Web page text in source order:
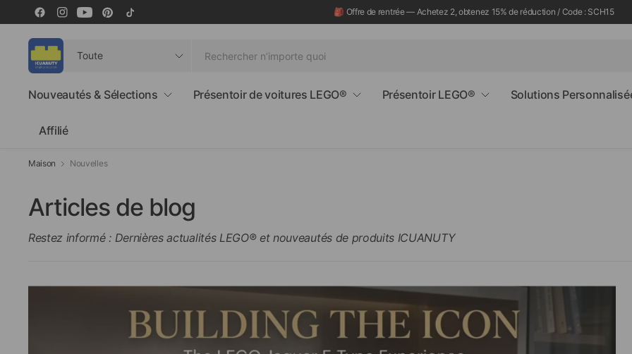
🎒 Offre de rentrée — Achetez 2, obtenez 15% de réduction / Code : SCH15
Rechercher
n’importe
Nouveautés & Sélections Présentoir de voitures LEGO® Présentoir LEGO® Solutions
Affilié
Maison Nouvelles
Articles de blog
Restez informé : Dernières actualités LEGO® et nouveautés de produits ICUANUTY